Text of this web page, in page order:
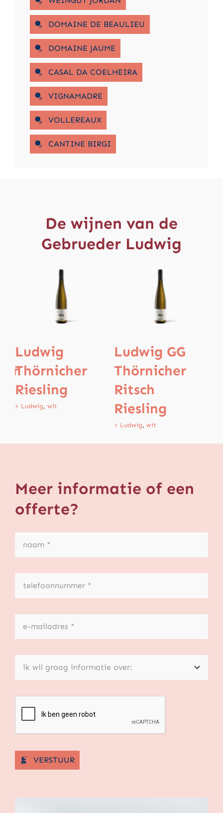
DOMAINE DE BEAULIEU
DOMAINE JAUME
CASAL DA COELHEIRA
VIGNAMADRE
VOLLEREAUX
CANTINE BIRGI
De wijnen van de
Gebrueder Ludwig
Ludwig
Thörnicher
Riesling
> Ludwig, wit
Ludwig GG
Thörnicher
Ritsch
Riesling
> Ludwig, wit
Meer informatie of een
offerte?
VERSTUUR